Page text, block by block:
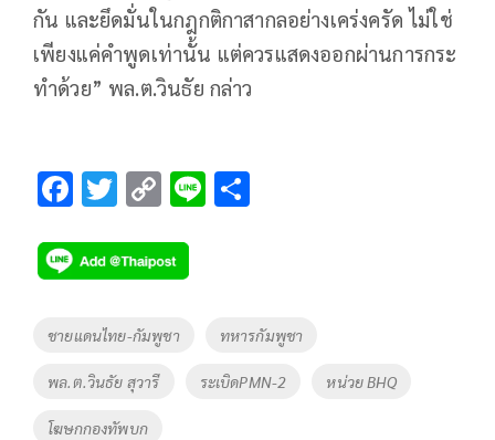
กัน และยึดมั่นในกฎกติกาสากลอย่างเคร่งครัด ไม่ใช่
เพียงแค่คำพูดเท่านั้น แต่ควรแสดงออกผ่านการกระ
ทำด้วย” พล.ต.วินธัย กล่าว
F
e
b
o
o
k
T
tt
er
C
p
y
Li
Li
Tags
ชายแดนไทย-กัมพูชา ทหารกัมพูชา
พล.ต.วินธัย สุวารี ระเบิดPMN-2 หน่วย BHQ
โฆษกกองทัพบก